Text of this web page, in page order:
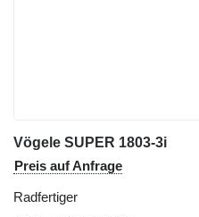
Vögele SUPER 1803-3i
Preis auf Anfrage
Radfertiger